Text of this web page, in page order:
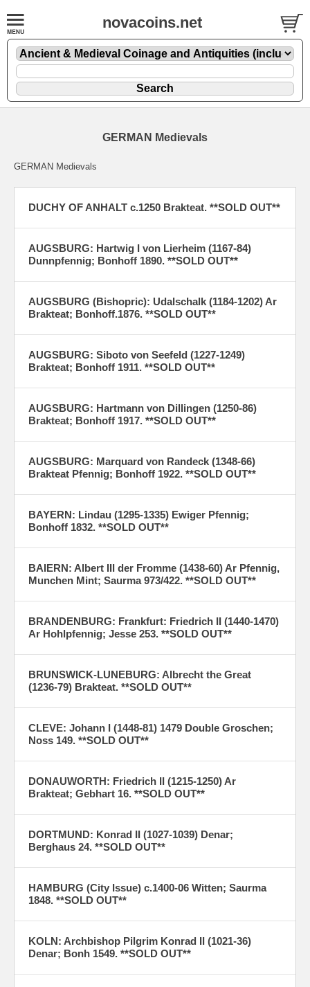
novacoins.net
GERMAN Medievals
GERMAN Medievals
DUCHY OF ANHALT c.1250 Brakteat. **SOLD OUT**
AUGSBURG: Hartwig I von Lierheim (1167-84)
Dunnpfennig; Bonhoff 1890. **SOLD OUT**
AUGSBURG (Bishopric): Udalschalk (1184-1202) Ar
Brakteat; Bonhoff.1876. **SOLD OUT**
AUGSBURG: Siboto von Seefeld (1227-1249)
Brakteat; Bonhoff 1911. **SOLD OUT**
AUGSBURG: Hartmann von Dillingen (1250-86)
Brakteat; Bonhoff 1917. **SOLD OUT**
AUGSBURG: Marquard von Randeck (1348-66)
Brakteat Pfennig; Bonhoff 1922. **SOLD OUT**
BAYERN: Lindau (1295-1335) Ewiger Pfennig;
Bonhoff 1832. **SOLD OUT**
BAIERN: Albert III der Fromme (1438-60) Ar Pfennig,
Munchen Mint; Saurma 973/422. **SOLD OUT**
BRANDENBURG: Frankfurt: Friedrich II (1440-1470)
Ar Hohlpfennig; Jesse 253. **SOLD OUT**
BRUNSWICK-LUNEBURG: Albrecht the Great
(1236-79) Brakteat. **SOLD OUT**
CLEVE: Johann I (1448-81) 1479 Double Groschen;
Noss 149. **SOLD OUT**
DONAUWORTH: Friedrich II (1215-1250) Ar
Brakteat; Gebhart 16. **SOLD OUT**
DORTMUND: Konrad II (1027-1039) Denar;
Berghaus 24. **SOLD OUT**
HAMBURG (City Issue) c.1400-06 Witten; Saurma
1848. **SOLD OUT**
KOLN: Archbishop Pilgrim Konrad II (1021-36)
Denar; Bonh 1549. **SOLD OUT**